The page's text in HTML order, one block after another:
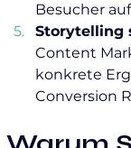
Besucher
Storytelling
Content
konkrete
Conversion